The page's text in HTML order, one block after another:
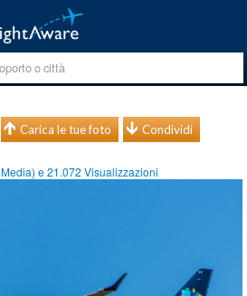
Carica le tue foto Condividi
Media) e21.072 Visualizzazioni